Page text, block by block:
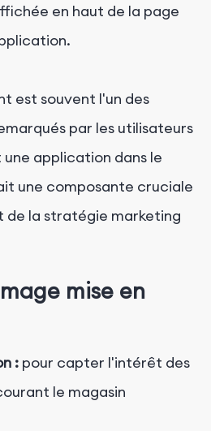
en haut de la page
est souvent l'un des
par les utilisateurs
application dans le
une composante cruciale
de la stratégie marketing
mise en
: pour capter l'intérêt des
le magasin